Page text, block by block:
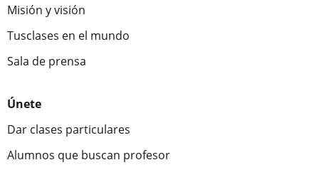
Misión y visión
Tusclases en el mundo
Sala de prensa
Únete
Dar clases particulares
Alumnos que buscan profesor